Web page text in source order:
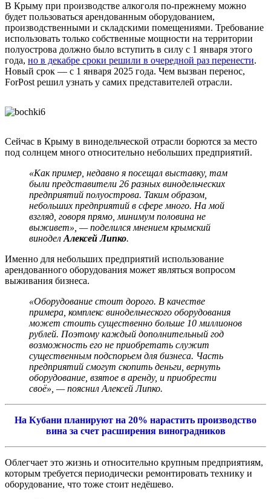
В Крыму при производстве алкоголя по-прежнему можно
будет пользоваться арендованным оборудованием,
производственными и складскими помещениями. Требование
использовать только собственные мощности на территории
полуострова должно было вступить в силу с 1 января этого
года, но в декабре сроки решили в очередной раз перенести.
Новый срок — с 1 января 2025 года. Чем вызван перенос,
ForPost решил узнать у самих представителей отрасли.
Сейчас в Крыму в винодельческой отрасли борются за место
под солнцем много относительно небольших предприятий.
«Как пример, недавно я посещал выставку, там
были представители 26 разных винодельческих
предприятий полуострова. Таким образом,
небольших предприятий в сфере много. На мой
взгляд, говоря прямо, минимум половина не
выживет», — поделился мнением крымский
винодел Алексей Липко.
Именно для небольших предприятий использование
арендованного оборудования может являться вопросом
выживания бизнеса.
«Оборудование стоит дорого. В качестве
примера, комплекс винодельческого оборудования
может стоить существенно больше 10 миллионов
рублей. Поэтому каждый дополнительный год
возможность его не приобретать служит
существенным подспорьем для бизнеса. Часть
предприятий смогут скопить деньги, вернуть
оборудование, взятое в аренду, и приобрести
своё», — пояснил Алексей Липко.
На Кубани планируют на 20% нарастить производство
вина за счет расширения виноградников
Облегчает это жизнь и относительно крупным предприятиям,
которым требуется периодически ремонтировать технику и
оборудование, что тоже стоит недёшево.